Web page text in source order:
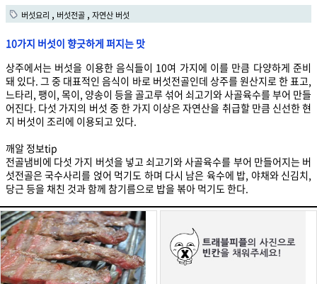
버섯요리 버섯전골 자연산 버섯
10가지 버섯이 향긋하게 퍼지는 맛
상주에서는 버섯을 이용한 음식들이 10여 가지에 이를 만큼 다양하게 준비
돼 있다. 그 중 대표적인 음식이 바로 버섯전골인데 상주를 원산지로 한 표고,
느타리, 팽이, 목이, 양송이 등을 골고루 섞어 쇠고기와 사골육수를 부어 만들
어진다. 다섯 가지의 버섯 중 한 가지 이상은 자연산을 취급할 만큼 신선한 현
지 버섯이 조리에 이용되고 있다.
깨알 정보tip
전골냄비에 다섯 가지 버섯을 넣고 쇠고기와 사골육수를 부어 만들어지는 버
섯전골은 국수사리를 얹어 먹기도 하며 다시 남은 육수에 밥, 야채와 신김치,
당근 등을 채친 것과 함께 참기름으로 밥을 볶아 먹기도 한다.